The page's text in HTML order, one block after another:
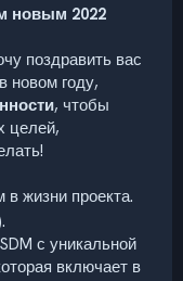
новым 2022
поздравить вас
новом году,
, чтобы
целей,
жизни проекта.
с уникальной
включает в